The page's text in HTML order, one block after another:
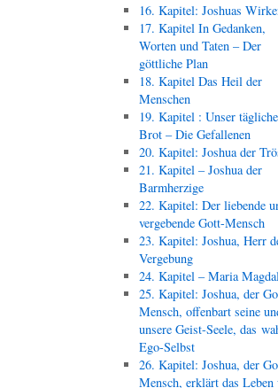
16. Kapitel: Joshuas
17. Kapitel In Gedanken,
Worten und Taten – Der
göttliche Plan
18. Kapitel Das Heil der
Menschen
19. Kapitel : Unser
Brot – Die Gefallenen
20. Kapitel: Joshua der
21. Kapitel – Joshua der
Barmherzige
22. Kapitel: Der liebende
vergebende Gott-Mensch
23. Kapitel: Joshua, Herr
Vergebung
24. Kapitel – Maria
25. Kapitel: Joshua, der
Mensch, offenbart seine
unsere Geist-Seele, das
Ego-Selbst
26. Kapitel: Joshua, der
Mensch, erklärt das Leben